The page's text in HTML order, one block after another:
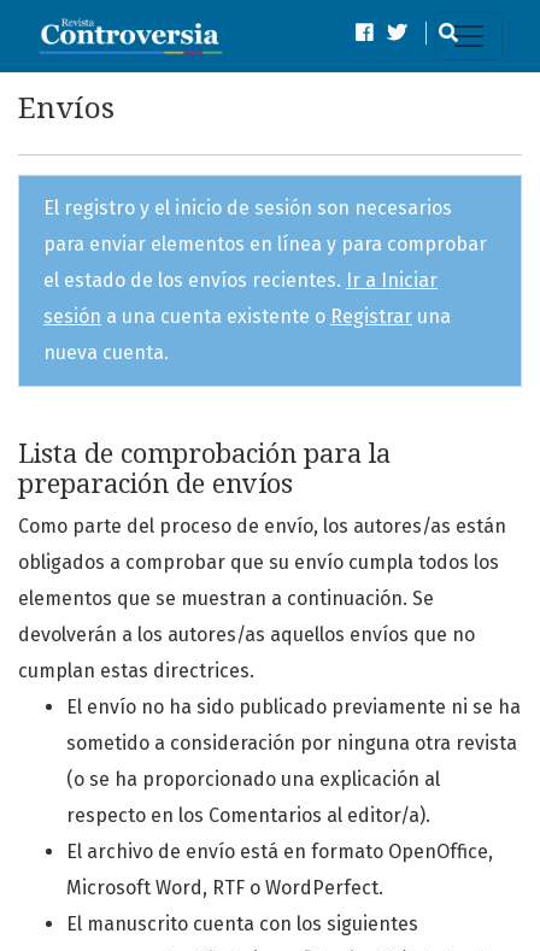
Envíos
Envíos
El registro y el inicio de sesión son necesarios
para enviar elementos en línea y para comprobar
el estado de los envíos recientes. Ir a Iniciar
sesión a una cuenta existente o Registrar una
nueva cuenta.
Lista de comprobación para la
preparación de envíos
Como parte del proceso de envío, los autores/as están
obligados a comprobar que su envío cumpla todos los
elementos que se muestran a continuación. Se
devolverán a los autores/as aquellos envíos que no
cumplan estas directrices.
El envío no ha sido publicado previamente ni se ha
sometido a consideración por ninguna otra revista
(o se ha proporcionado una explicación al
respecto en los Comentarios al editor/a).
El archivo de envío está en formato OpenOffice,
Microsoft Word, RTF o WordPerfect.
El manuscrito cuenta con los siguientes